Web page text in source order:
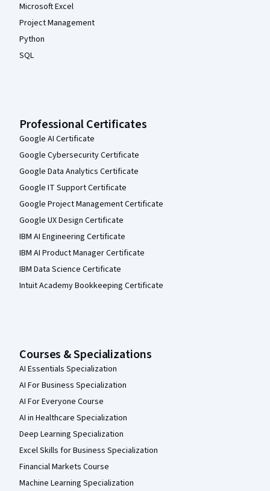
Microsoft Excel
Project Management
Python
SQL
Professional Certificates
Google AI Certificate
Google Cybersecurity Certificate
Google Data Analytics Certificate
Google IT Support Certificate
Google Project Management Certificate
Google UX Design Certificate
IBM AI Engineering Certificate
IBM AI Product Manager Certificate
IBM Data Science Certificate
Intuit Academy Bookkeeping Certificate
Courses & Specializations
AI Essentials Specialization
AI For Business Specialization
AI For Everyone Course
AI in Healthcare Specialization
Deep Learning Specialization
Excel Skills for Business Specialization
Financial Markets Course
Machine Learning Specialization